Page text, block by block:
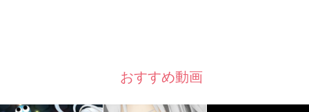
おすすめ動画